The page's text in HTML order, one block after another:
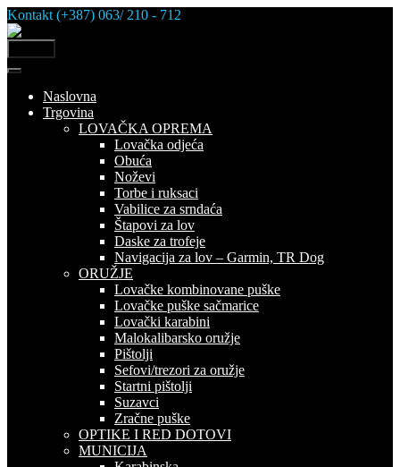
Skip
to
content
Kontakt (+387) 063/ 210 - 712
Naslovna
Trgovina
LOVAČKA OPREMA
Lovačka odjeća
Obuća
Noževi
Torbe i ruksaci
Vabilice za srndaća
Štapovi za lov
Daske za trofeje
Navigacija za lov – Garmin, TR Dog
ORUŽJE
Lovačke kombinovane puške
Lovačke puške sačmarice
Lovački karabini
Malokalibarsko oružje
Pištolji
Sefovi/trezori za oružje
Startni pištolji
Suzavci
Zračne puške
OPTIKE I RED DOTOVI
MUNICIJA